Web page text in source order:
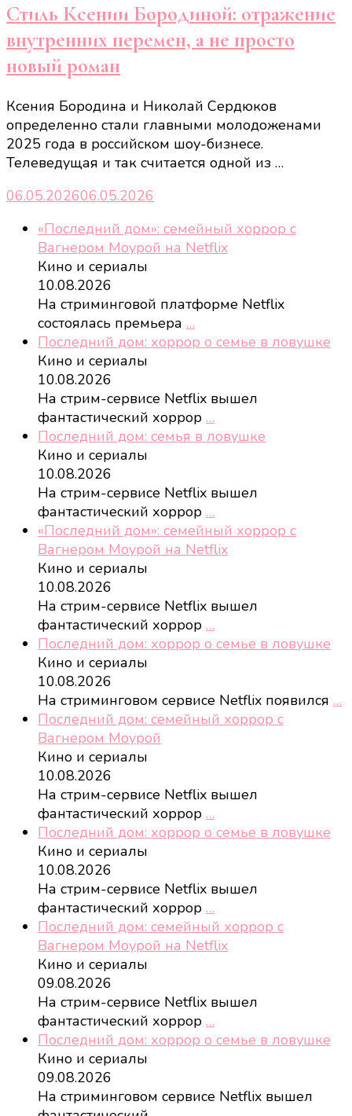
Стиль Ксении Бородиной: отражение
внутренних перемен, а не просто
новый роман
Ксения Бородина и Николай Сердюков
определенно стали главными молодоженами
2025 года в российском шоу-бизнесе.
Телеведущая и так считается одной из …
06.05.202606.05.2026
«Последний дом»: семейный хоррор с
Вагнером Моурой на Netflix
Кино и сериалы
10.08.2026
На стриминговой платформе Netflix
состоялась премьера …
Последний дом: хоррор о семье в ловушке
Кино и сериалы
10.08.2026
На стрим-сервисе Netflix вышел
фантастический хоррор …
Последний дом: семья в ловушке
Кино и сериалы
10.08.2026
На стрим-сервисе Netflix вышел
фантастический хоррор …
«Последний дом»: семейный хоррор с
Вагнером Моурой на Netflix
Кино и сериалы
10.08.2026
На стрим-сервисе Netflix вышел
фантастический хоррор …
Последний дом: хоррор о семье в ловушке
Кино и сериалы
10.08.2026
На стриминговом сервисе Netflix появился …
Последний дом: семейный хоррор с
Вагнером Моурой
Кино и сериалы
10.08.2026
На стрим-сервисе Netflix вышел
фантастический хоррор …
Последний дом: хоррор о семье в ловушке
Кино и сериалы
10.08.2026
На стрим-сервисе Netflix вышел
фантастический хоррор …
Последний дом: семейный хоррор с
Вагнером Моурой на Netflix
Кино и сериалы
09.08.2026
На стрим-сервисе Netflix вышел
фантастический хоррор …
Последний дом: хоррор о семье в ловушке
Кино и сериалы
09.08.2026
На стриминговом сервисе Netflix вышел